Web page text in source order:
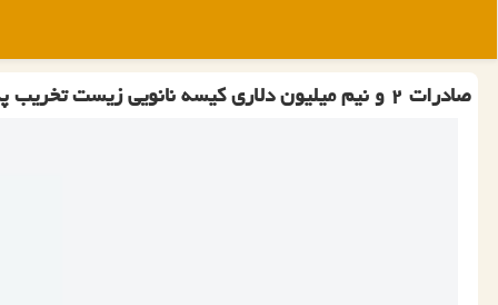
صادرات ۲ و نیم میلیون دلاری كیسه نانویی زیست تخریب پذیر